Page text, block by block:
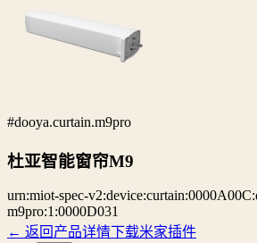
#dooya.curtain.m9pro
杜亚智能窗帘M9
urn:miot-spec-
m9pro:1:0000D031
← 返回产品详情下载米家插件